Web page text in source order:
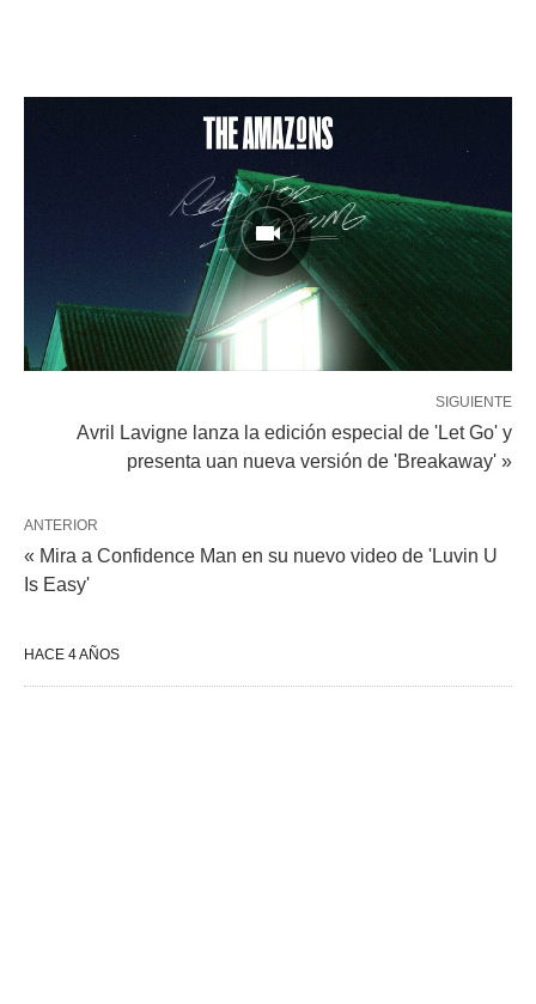
SIGUIENTE
Avril Lavigne lanza la edición especial de 'Let Go' y
presenta uan nueva versión de 'Breakaway' »
ANTERIOR
« Mira a Confidence Man en su nuevo video de 'Luvin U
Is Easy'
HACE 4 AÑOS